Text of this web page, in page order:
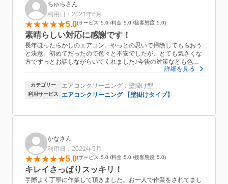
ちゅらさん
利用日：2021年6月
5.0 サービス 5.0 料金 5.0 接客態度 5.0
素晴らしい対応に感謝です！
長年ほったらかしのエアコン。やっとの思いで掃除してもらおう
と決意。初めてだったので色々と不安でしたが、とても気さくな
方でずっとお話しながらいてくれました♪今後の対策なども色々
と丁寧に教えてくださり、とてもわかりやすかったです。びっく
お風呂やキッチンで困った際はお願いしようかなと思います！
詳細を見る
カテゴリー エアコンクリーニング：壁掛け型
利用サービス エアコンクリーニング 【壁掛けタイプ】
かなさん
利用日：2021年5月
5.0 サービス 5.0 料金 5.0 接客態度 5.0
キレイさっぱりスッキリ！
手際よく丁寧に作業して頂きました。お一人で作業をされてまし